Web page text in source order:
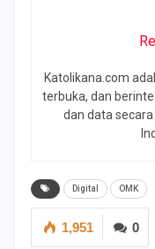
Katolikana.com
terbuka, dan
dan data
Digital OMK
0
1,951